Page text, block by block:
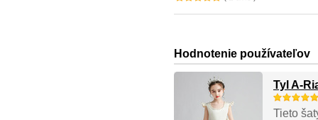
Hodnotenie používateľov
Tyl A-
Tieto